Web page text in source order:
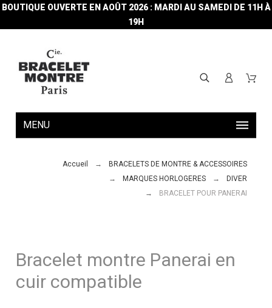
BOUTIQUE OUVERTE EN AOÛT 2026 : MARDI AU SAMEDI DE 11H À
19H
MENU
Accueil
BRACELETS DE MONTRE & ACCESSOIRES
MARQUES HORLOGERES
DIVER
BRACELET POUR PANERAI
Bracelet montre Panerai en
cuir compatible